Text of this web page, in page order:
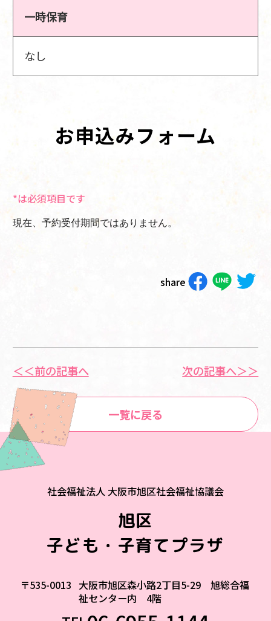
一時保育
なし
お申込みフォーム
*は必須項目です
現在、予約受付期間ではありません。
share
＜＜前の記事へ
一覧に戻る
次の記事へ＞＞
社会福祉法人 大阪市旭区社会福祉協議会
旭区
子ども・子育てプラザ
〒535-0013 大阪市旭区森小路2丁目5-29 旭総合福
祉センター内 4階